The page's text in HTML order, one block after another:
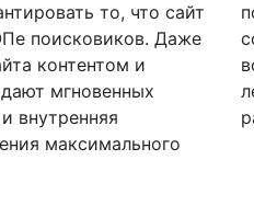
то, что сайт
поисковиков. Даже
контентом и
мгновенных
внутренняя
максимального